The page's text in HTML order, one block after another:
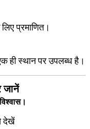
प्रमाणित।
ही स्थान पर उपलब्ध है।
जानें
देखें